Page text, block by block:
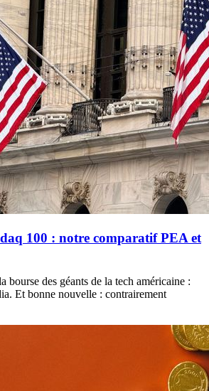
100 : notre comparatif PEA et
des géants de la tech américaine :
Et bonne nouvelle : contrairement